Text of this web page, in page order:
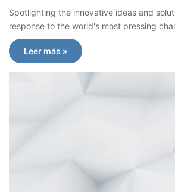
Spotlighting the innovative ideas and
response to the world's most pressing
Leer más »